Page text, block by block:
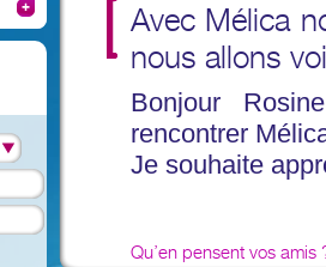
Avec Mélica
nous allons
Bonjour
rencontrer
Je souhaite
Qu’en pensent vos amis